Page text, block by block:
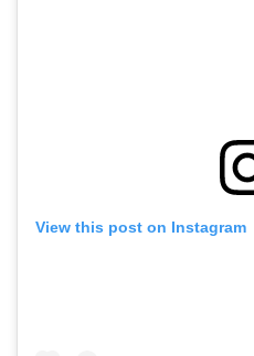
View this post on Instagram